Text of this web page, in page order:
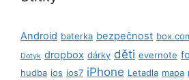
Android baterka bezpečnost
Dotyk dropbox dárky děti evernote
hudba ios ios7 iPhone Letadla mapa